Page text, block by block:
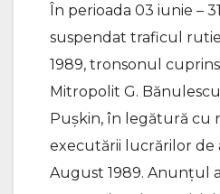
În perioada 03 iunie –
suspendat traficul
1989, tronsonul
Mitropolit G. Bănulescu
Pușkin, în legătură cu
executării lucrărilor de
August 1989. Anunțul